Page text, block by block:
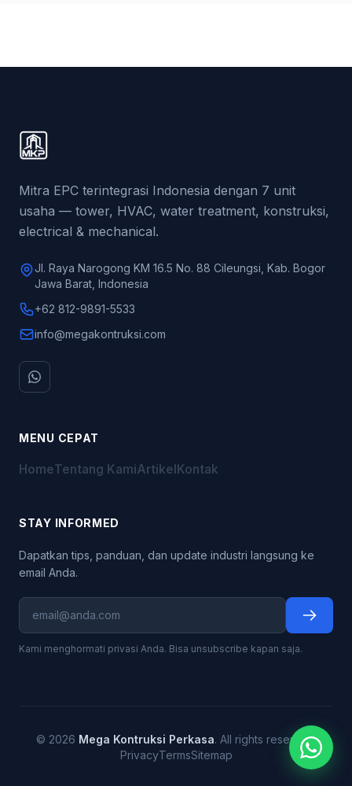
Mitra EPC terintegrasi Indonesia dengan 7 unit
usaha — tower, HVAC, water treatment, konstruksi,
electrical & mechanical.
Jl. Raya Narogong KM 16.5 No. 88 Cileungsi, Kab. Bogor
Jawa Barat, Indonesia
+62 812-9891-5533
info@megakontruksi.com
MENU CEPAT
HomeTentang KamiArtikelKontak
STAY INFORMED
Dapatkan tips, panduan, dan update industri langsung ke
email Anda.
Kami menghormati privasi Anda. Bisa unsubscribe kapan saja.
© 2026 Mega Kontruksi Perkasa. All rights reserved.
PrivacyTermsSitemap